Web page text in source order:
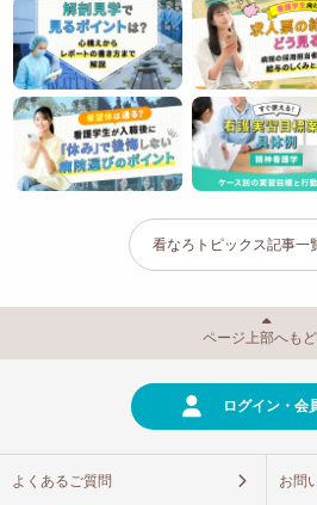
看なろトピックス記事一
ページ上部へも
ログイン・会
よくあるご質問 お問